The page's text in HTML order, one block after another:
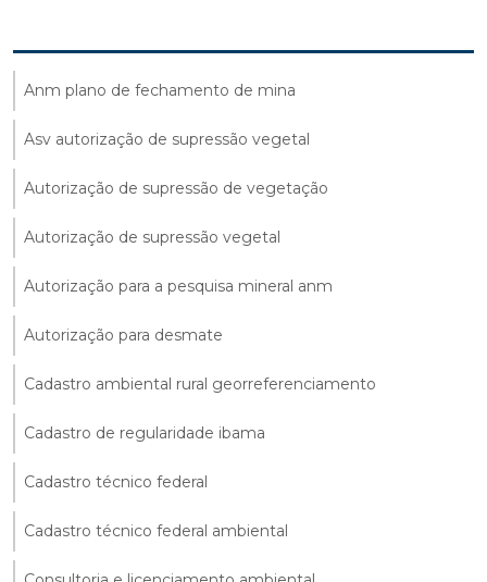
Anm plano de fechamento de mina
Asv autorização de supressão vegetal
Autorização de supressão de vegetação
Autorização de supressão vegetal
Autorização para a pesquisa mineral anm
Autorização para desmate
Cadastro ambiental rural georreferenciamento
Cadastro de regularidade ibama
Cadastro técnico federal
Cadastro técnico federal ambiental